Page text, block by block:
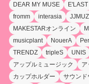
DEAR MY MUSE
E'LAST
fromm
interasia
MAKESTARオンライン
musicplant
NouerA
TRENDZ
tripleS UNIS
アップルミュージック
ア
カップホルダー
サウンド